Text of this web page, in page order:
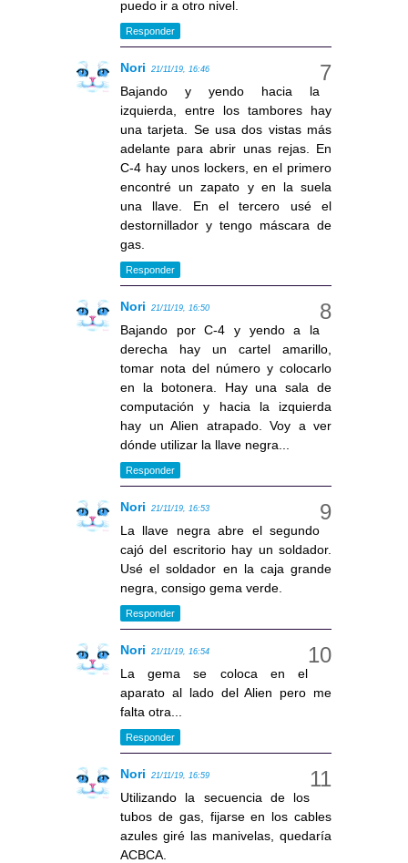
puedo ir a otro nivel.
Responder
Nori 21/11/19, 16:46
Bajando y yendo hacia la
izquierda, entre los tambores hay
una tarjeta. Se usa dos vistas más
adelante para abrir unas rejas. En
C-4 hay unos lockers, en el primero
encontré un zapato y en la suela
una llave. En el tercero usé el
destornillador y tengo máscara de
gas.
Responder
Nori 21/11/19, 16:50
Bajando por C-4 y yendo a la
derecha hay un cartel amarillo,
tomar nota del número y colocarlo
en la botonera. Hay una sala de
computación y hacia la izquierda
hay un Alien atrapado. Voy a ver
dónde utilizar la llave negra...
Responder
Nori 21/11/19, 16:53
La llave negra abre el segundo
cajó del escritorio hay un soldador.
Usé el soldador en la caja grande
negra, consigo gema verde.
Responder
Nori 21/11/19, 16:54
La gema se coloca en el
aparato al lado del Alien pero me
falta otra...
Responder
Nori 21/11/19, 16:59
Utilizando la secuencia de los
tubos de gas, fijarse en los cables
azules giré las manivelas, quedaría
ACBCA.